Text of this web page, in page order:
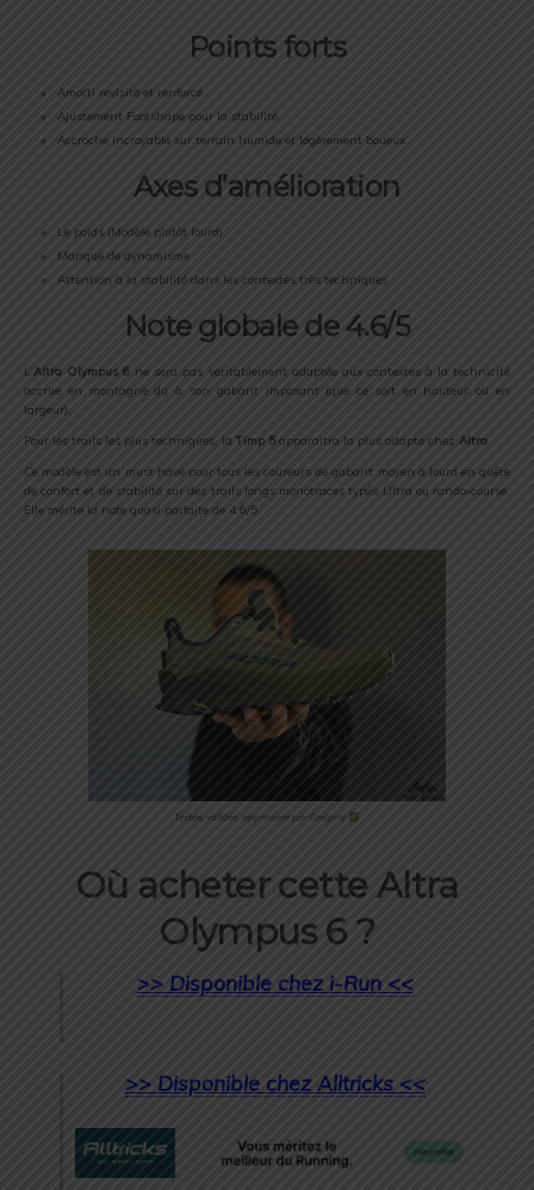
Points forts
Amorti revisité et renforcé
Ajustement Footshape pour la stabilité
Accroche incroyable sur terrain humide et légèrement boueux
Axes d’amélioration
Le poids (Modèle plutôt lourd)
Manque de dynamisme
Attention à la stabilité dans les contextes très techniques
Note globale de 4.6/5
L’Altra Olympus 6 ne sera pas véritablement adaptée aux contextes à la technicité
accrue en montagne du à son gabarit imposant (que ce soit en hauteur ou en
largeur).
Pour les trails les plus techniques, la Timp 5 apparaitra la plus adapté chez Altra.
Ce modèle est un must have pour tous les coureurs de gabarit moyen à lourd en quête
de confort et de stabilité sur des trails longs monotraces typés Ultra ou rando-course.
Elle mérite la note quasi parfaite de 4.6/5.
Testée, validée, approuvée par Grégory
Où acheter cette Altra
Olympus 6 ?
>> Disponible chez i-Run <<
>> Disponible chez Alltricks <<